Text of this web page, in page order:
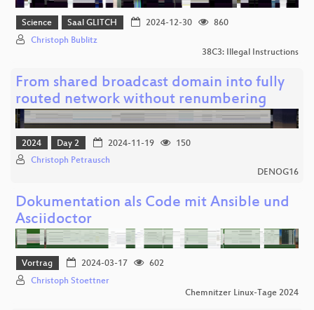
Science Saal GLITCH 2024-12-30
860
Christoph Bublitz
38C3: Illegal Instructions
From shared broadcast domain into fully
routed network without renumbering
2024 Day 2 2024-11-19
150
Christoph Petrausch
DENOG16
Dokumentation als Code mit Ansible und
Asciidoctor
Vortrag 2024-03-17
602
Christoph Stoettner
Chemnitzer Linux-Tage 2024